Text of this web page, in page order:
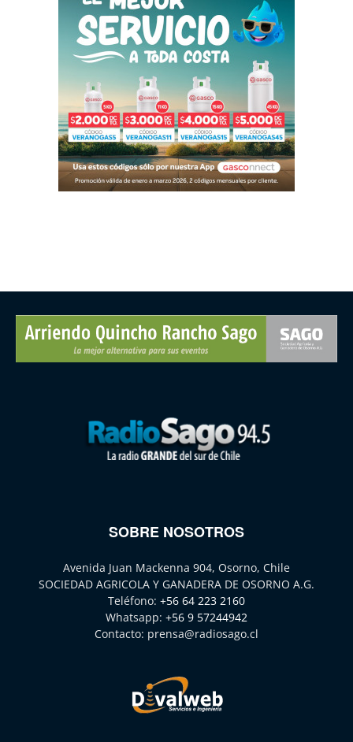
SOBRE NOSOTROS
Avenida Juan Mackenna 904, Osorno, Chile
SOCIEDAD AGRICOLA Y GANADERA DE OSORNO A.G.
Teléfono: +56 64 223 2160
Whatsapp: +56 9 57244942
Contacto: prensa@radiosago.cl